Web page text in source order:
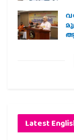
Latest